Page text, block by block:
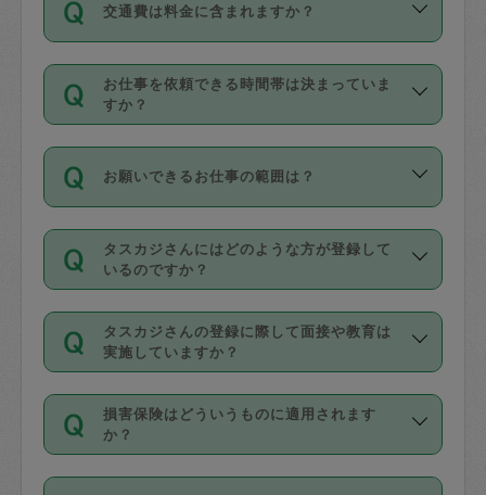
を行う際にご入力ください。プロフィー
ル登録時にはご入力いただかなくても大
丈夫です。
デビットカード・プリペイドカード（Vプ
リカ、au WALLETなど）は支払にはご利
銀行振込や現金払いも対応していませ
なお、タスカジさんの交通費も、依頼料
金のご請求と合わせてお支払いとなりま
動計算で表示されます。
隔週）」があり、「定期」の依頼は「ス
ポット」よりお得な料金でご利用できま
す。
定期の最低利用回数は設けていない代わ
りに、一定数を超えたキャンセルは有償
（例：毎週定期の場合は３回以上のキャ
ンセルが有償（1200円、隔週定期の場合
は２回以上のキャンセルが有償（1200
交通費は料金に含まれますか？
交通費は依頼料金とは別途発生し、依頼
料金のご請求と合わせてお支払いとなり
ます。交通費の金額は「依頼の詳細」に
お仕事を依頼できる時間帯は決まっていま
すか？
時間帯は3種類あります。いずれも１回あ
たり３時間です。
・ＡＭ ９時～１２時
・ＰＭ １３時～１６時
・夜 １８時～２１時
開始時間を２時間前後変更することが可
能です。依頼送信後、個別にタスカジさ
んにメッセージを送り調整してくださ
い。ただし、２時間を越えての調整はで
お願いできるお仕事の範囲は？
掃除、整理収納、洗濯、買い物、料理、
作り置きです。タスカジさんによってで
きる仕事の範囲が異なりますので、依頼
する前にタスカジさんのプロフィールで
確認してください。
基本的に、高所での作業や危険作業、屋
外での作業は対象外です。
タスカジさんにはどのような方が登録して
いるのですか？
主婦として長年の家事経験をお持ちの
方、栄養士・調理師といった資格者で保
育園や学校の給食やレストランで料理関
係の専門職に従事されていた方、日本で
すでにハウスキーパーや英語の先生とし
てお仕事をしているフィリピン出身の
タスカジさんの登録に際して面接や教育は
実施していますか？
応募の際に、各自事務局との面接と説明
を行っています。その後、身分証明書の
写真提出をしていただいています。外国
損害保険はどういうものに適用されます
か？
依頼者とタスカジさんとの間でタスカジ